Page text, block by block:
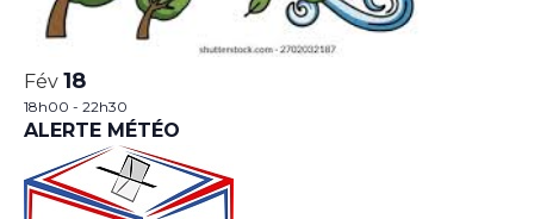
Fév 18
18h00 - 22h30
ALERTE MÉTÉO